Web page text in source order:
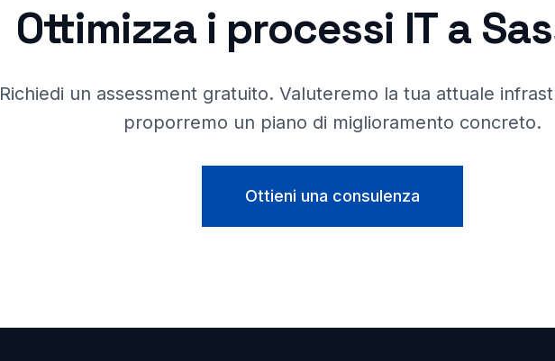
Ottimizza i processi IT a
Richiedi un assessment gratuito. Valuteremo la tua attuale
proporremo un piano di miglioramento concreto.
Ottieni una consulenza